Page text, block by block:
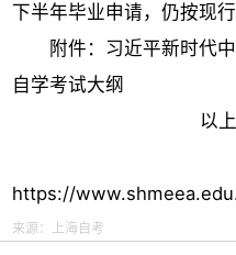
下半年毕业申请，仍按现
附件：习近平新时代中
自学考试大纲
以上
https://
来源： 上海自考